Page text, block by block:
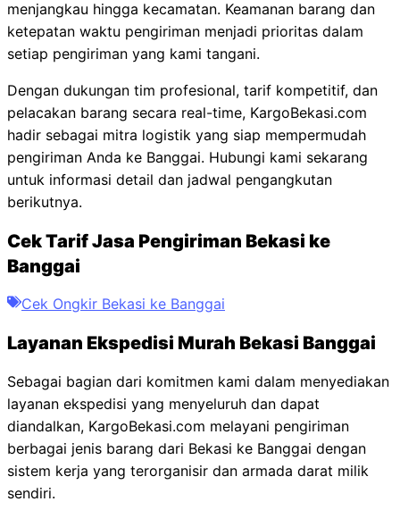
menjangkau hingga kecamatan. Keamanan barang dan
ketepatan waktu pengiriman menjadi prioritas dalam
setiap pengiriman yang kami tangani.
Dengan dukungan tim profesional, tarif kompetitif, dan
pelacakan barang secara real-time, KargoBekasi.com
hadir sebagai mitra logistik yang siap mempermudah
pengiriman Anda ke Banggai. Hubungi kami sekarang
untuk informasi detail dan jadwal pengangkutan
berikutnya.
Cek Tarif Jasa Pengiriman Bekasi ke
Banggai
Cek Ongkir Bekasi ke Banggai
Layanan Ekspedisi Murah Bekasi Banggai
Sebagai bagian dari komitmen kami dalam menyediakan
layanan ekspedisi yang menyeluruh dan dapat
diandalkan, KargoBekasi.com melayani pengiriman
berbagai jenis barang dari Bekasi ke Banggai dengan
sistem kerja yang terorganisir dan armada darat milik
sendiri.